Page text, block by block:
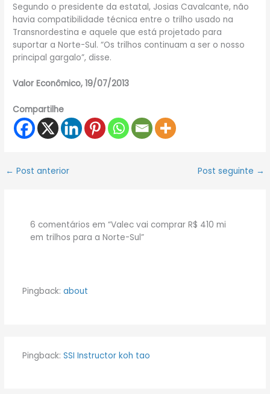
Segundo o presidente da estatal, Josias Cavalcante, não
havia compatibilidade técnica entre o trilho usado na
Transnordestina e aquele que está projetado para
suportar a Norte-Sul. “Os trilhos continuam a ser o nosso
principal gargalo”, disse.
Valor Econômico, 19/07/2013
Compartilhe
← Post anterior Post seguinte →
6 comentários em “Valec vai comprar R$ 410 mi
em trilhos para a Norte-Sul”
Pingback: about
Pingback: SSI Instructor koh tao